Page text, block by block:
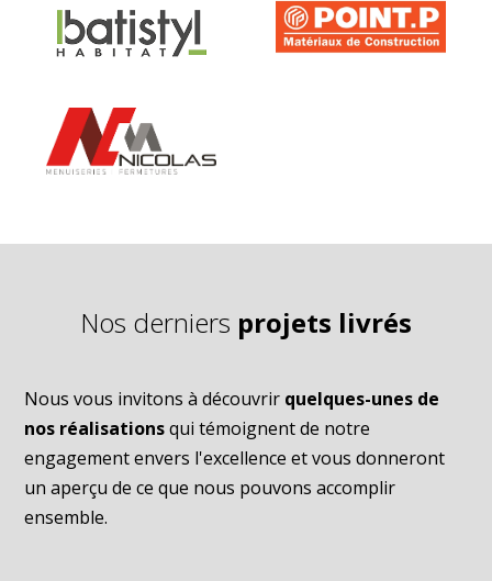
BATISTYL HAB
ITAT
Nos derniers projets livrés
Nous vous invitons à découvrir quelques-unes de
nos réalisationsqui témoignent de notre
engagement envers l'excellence et vous donneront
un aperçu de ce que nous pouvons accomplir
ensemble.